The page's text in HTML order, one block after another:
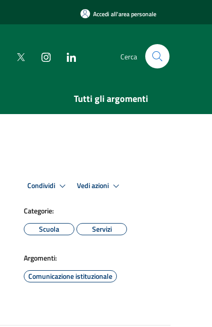
Accedi all'area personale
Cerca
Tutti gli argomenti
Condividi Vedi azioni
Categorie:
Scuola
Servizi
Argomenti:
Comunicazione istituzionale